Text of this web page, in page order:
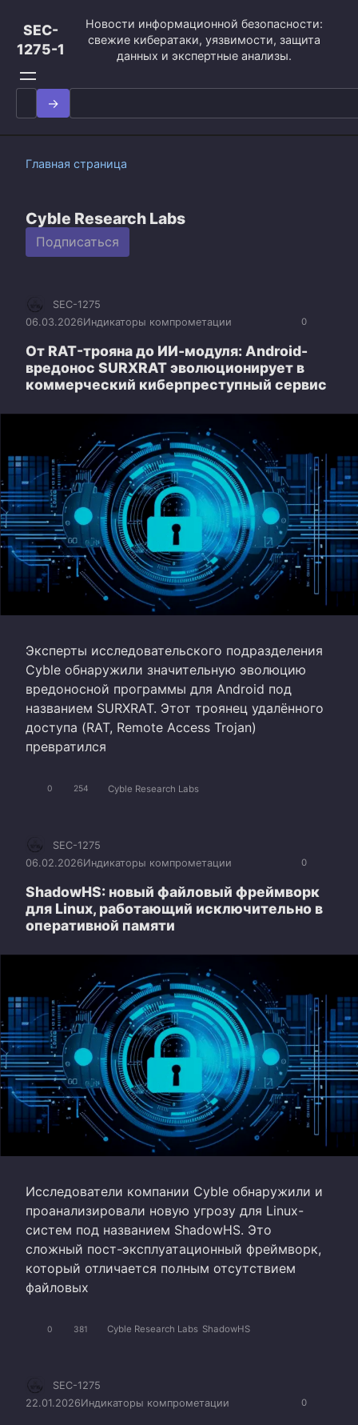
контенту
SEC-
1275-1
Новости информационной безопасности:
свежие кибератаки, уязвимости, защита
данных и экспертные анализы.
Search
for:
Главная страница
Cyble Research Labs
Подписаться
0
SEC-1275
06.03.2026Индикаторы компрометации
От RAT-трояна до ИИ-модуля: Android-
вредонос SURXRAT эволюционирует в
коммерческий киберпреступный сервис
Эксперты исследовательского подразделения
Cyble обнаружили значительную эволюцию
вредоносной программы для Android под
названием SURXRAT. Этот троянец удалённого
доступа (RAT, Remote Access Trojan)
превратился
0 254 Cyble Research Labs
0
SEC-1275
06.02.2026Индикаторы компрометации
ShadowHS: новый файловый фреймворк
для Linux, работающий исключительно в
оперативной памяти
Исследователи компании Cyble обнаружили и
проанализировали новую угрозу для Linux-
систем под названием ShadowHS. Это
сложный пост-эксплуатационный фреймворк,
который отличается полным отсутствием
файловых
0 381 Cyble Research Labs ShadowHS
0
SEC-1275
22.01.2026Индикаторы компрометации